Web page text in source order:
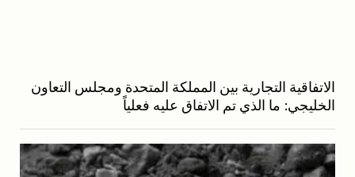
الاتفاقية التجارية بين المملكة المتحدة ومجلس التعاون
الخليجي: ما الذي تم الاتفاق عليه فعلياً